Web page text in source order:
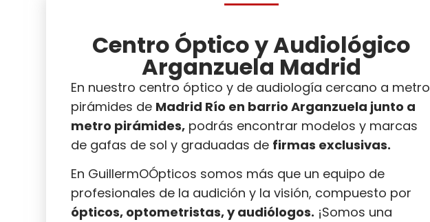
Centro Óptico y Audiológico
Arganzuela Madrid
En nuestro centro óptico y de audiología cercano a metro
pirámides de Madrid Río en barrio Arganzuela junto a
metro pirámides, podrás encontrar modelos y marcas
de gafas de sol y graduadas de firmas exclusivas.
En GuillermOÓpticos somos más que un equipo de
profesionales de la audición y la visión, compuesto por
ópticos, optometristas, y audiólogos. ¡Somos una